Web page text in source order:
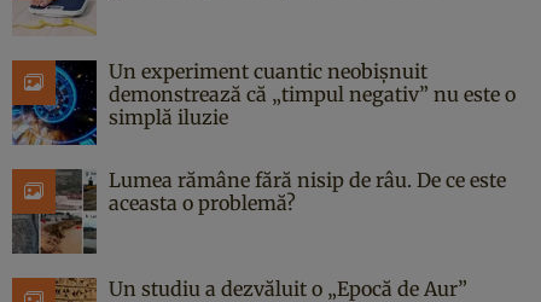
Un experiment cuantic neobișnuit
demonstrează că „timpul negativ” nu este o
simplă iluzie
Lumea rămâne fără nisip de râu. De ce este
aceasta o problemă?
Un studiu a dezvăluit o „Epocă de Aur”